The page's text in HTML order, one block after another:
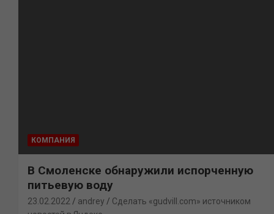
КОМПАНИЯ
В Смоленске обнаружили испорченную
питьевую воду
23.02.2022 andrey
Сделать «gudvill.com» источником